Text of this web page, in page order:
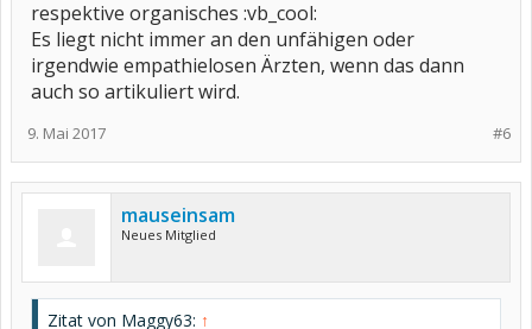
respektive organisches :vb_cool:
Es liegt nicht immer an den unfähigen oder
irgendwie empathielosen Ärzten, wenn das dann
auch so artikuliert wird.
#6
9. Mai 2017
mauseinsam
Neues Mitglied
Zitat von Maggy63: ↑